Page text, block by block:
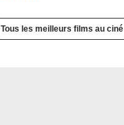
Tous les meilleurs films au ciné